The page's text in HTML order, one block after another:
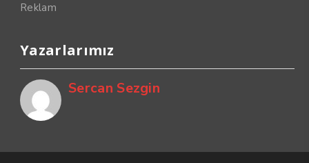
Reklam
Yazarlarımız
Sercan Sezgin